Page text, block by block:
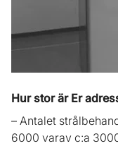
Hur stor är Er
– Antalet
6000 varav c:a